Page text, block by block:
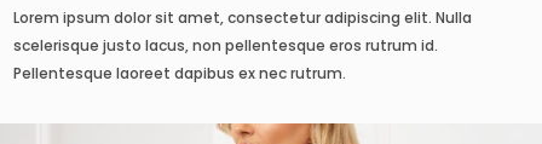
Lorem ipsum dolor sit amet, consectetur adipiscing elit. Nulla
scelerisque justo lacus, non pellentesque eros rutrum id.
Pellentesque laoreet dapibus ex nec rutrum.